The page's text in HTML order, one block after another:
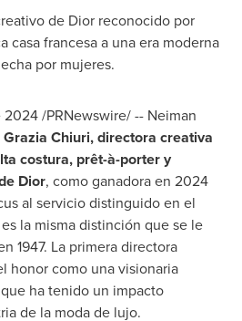
de Dior reconocido por
casa francesa a una era moderna
por mujeres.
2024/PRNewswire/ -- Neiman
Chiuri, directora creativa
costura, prêt-à-porter y
Dior, como ganadora en 2024
al servicio distinguido en el
la misma distinción que se le
1947. La primera directora
honor como una visionaria
ha tenido un impacto
de la moda de lujo.